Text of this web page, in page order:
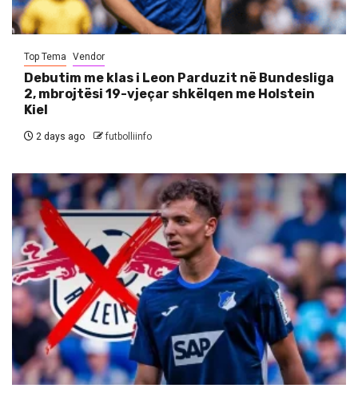
Top Tema Vendor
Debutim me klas i Leon Parduzit në Bundesliga
2, mbrojtësi 19-vjeçar shkëlqen me Holstein
Kiel
2 days ago futbolliinfo